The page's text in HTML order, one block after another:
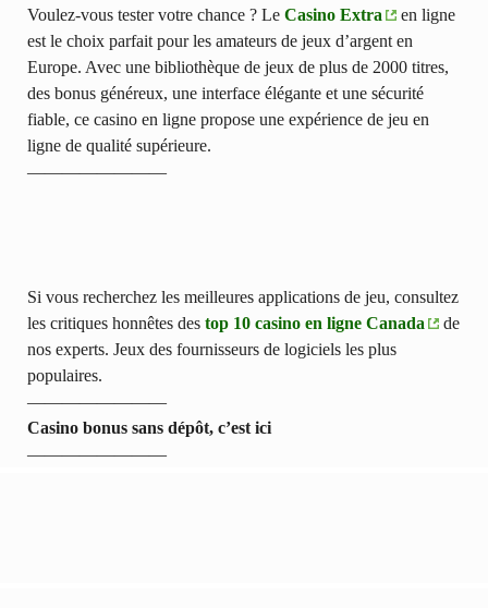
Voulez-vous tester votre chance ? Le Casino Extra
en ligne
est le choix parfait pour les amateurs de jeux d’argent en
Europe. Avec une bibliothèque de jeux de plus de 2000 titres,
des bonus généreux, une interface élégante et une sécurité
fiable, ce casino en ligne propose une expérience de jeu en
ligne de qualité supérieure.
————————
Si vous recherchez les meilleures applications de jeu, consultez
les critiques honnêtes des top 10 casino en ligne Canada
de
nos experts. Jeux des fournisseurs de logiciels les plus
populaires.
————————
Casino bonus sans dépôt, c’est ici
————————